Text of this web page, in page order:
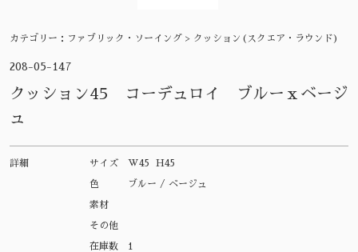
カテゴリー： ファブリック・ソーイング > クッション(スクエア・ラウンド)
208-05-147
クッション45 コーデュロイ ブルーｘベージ
ュ
詳細 サイズ W45 H45
色 ブルー / ベージュ
素材
その他
在庫数 1